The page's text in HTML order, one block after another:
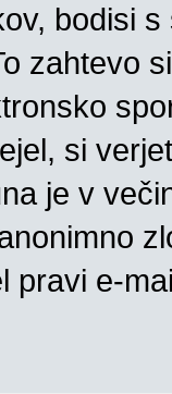
bodisi
zahtevo
si
je v
pravi e-